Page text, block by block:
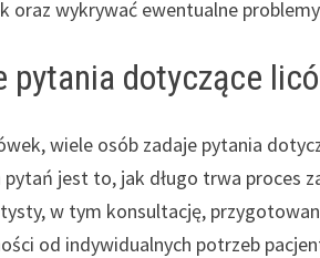
wykrywać ewentualne
pytania dotyczące
wiele osób zadaje pytania
jest to, jak długo trwa proces
w tym konsultację,
od indywidualnych potrzeb